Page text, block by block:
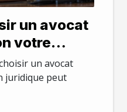
un avocat
votre
un avocat
juridique peut